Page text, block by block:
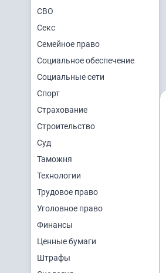
СВО
Секс
Семейное право
Социальное обеспечение
Социальные сети
Спорт
Страхование
Строительство
Суд
Таможня
Технологии
Трудовое право
Уголовное право
Финансы
Ценные бумаги
Штрафы